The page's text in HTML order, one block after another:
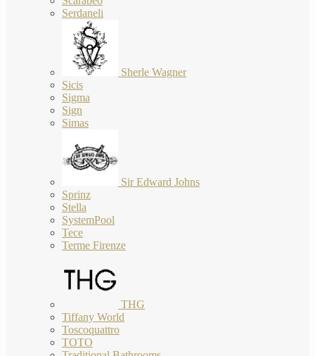
Serdaneli
Sherle Wagner
Sicis
Sigma
Sign
Simas
Sir Edward Johns
Sprinz
Stella
SystemPool
Tece
Terme Firenze
THG
Tiffany World
Toscoquattro
TOTO